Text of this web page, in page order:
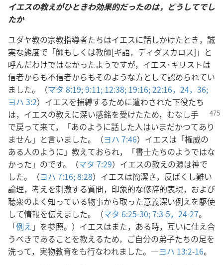
イエスの教えがひときわ効果的だったのは，どうしてでし
たか
ユダヤ教の宗教指導者たちはイエスに話しかけたとき，誠
実な態度で「師もしくは教師[ギ語，ディダスカロス]」と
呼んだわけではなかったようですが，イエス･キリストは
信者からも不信者からもそのような方として認められてい
ました。（マタ 8:19;9:11; 12:38; 19:16;22:16， 24， 36;
ヨハ 3:2）イエスを捕縛するために遣わされた下役たち
は，イエスの教えに深い感銘を受けたため，むなし手
で戻って来て，「あのように話した人はいまだかつてあり
ません」と言いました。（ヨハ 7:46）イエスは「権威の
ある人のように」教えておられ，「書士たちのようではな
かった」のです。（マタ 7:29）イエスの教えの源は神で
した。（ヨハ 7:16;8:28）イエスは簡潔さ，反ばくし難い
論理，考えを刺激する質問，印象的な修辞的表現，および
聴衆のよく知っている物事から取った意義深い例えを駆使
して情報を伝えました。（マタ 6:25-30;7:3-5， 24-27。
「例え 」を参照。）イエスはまた，ある時，互いに仕え合
うべきであることを教えるため，ご自分の弟子たちの足を
洗って，実物教育をも行なわれました。―ヨハ 13:2-16。